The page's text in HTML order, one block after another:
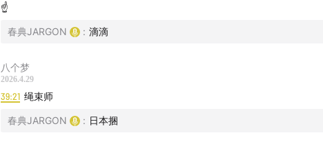
☝️
春典JARGON : 滴滴
八个梦
2026.4.29
39:21 绳束师
春典JARGON : 日本捆